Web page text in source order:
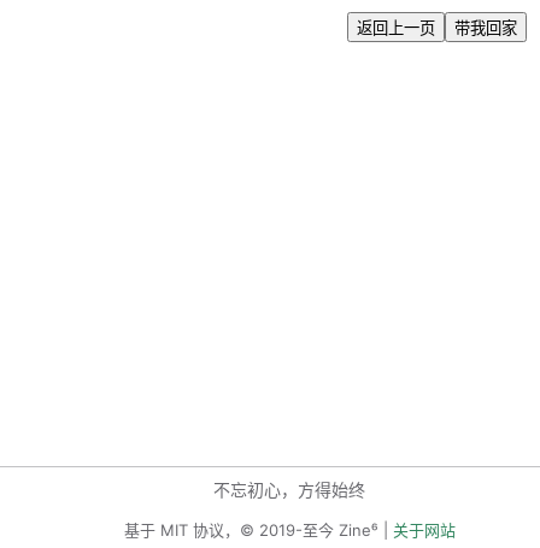
返回上一页 带我回家
不忘初心，方得始终
基于 MIT 协议，© 2019-至今 Zine⁶ | 关于网站